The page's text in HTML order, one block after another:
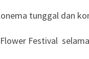
tunggal dan
Festival